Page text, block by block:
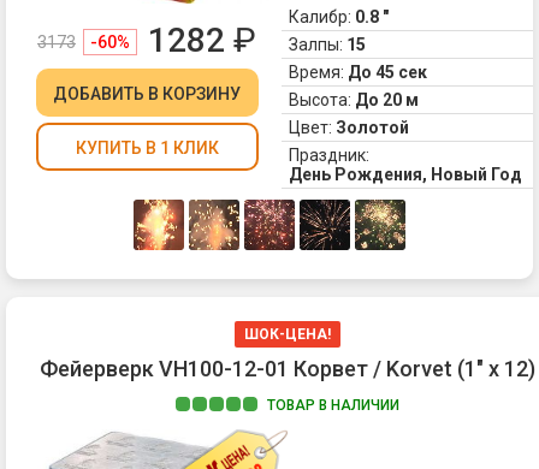
3173 -60% 1282 ₽
ДОБАВИТЬ В КОРЗИНУ
КУПИТЬ В 1 КЛИК
Калибр: 0.8 "
Залпы: 15
Время: До 45 сек
Высота: До 20 м
Цвет: Золотой
Праздник:
День Рождения, Новый Год
ШОК-ЦЕНА!
Фейерверк VH100-12-01 Корвет / Korvet (1" х 12)
ТОВАР В НАЛИЧИИ